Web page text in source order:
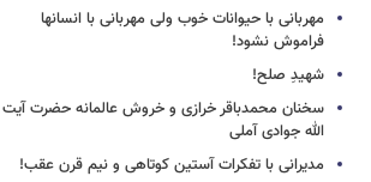
مهربانی با حیوانات خوب ولی مهربانی با انسانها
فراموش نشود!
شهیدِ صلح!
سخنان محمدباقر خرازی و خروش عالمانه حضرت آیت
الله جوادی آملی
مدیرانی با تفکرات آستین کوتاهی و نیم قرن عقب!